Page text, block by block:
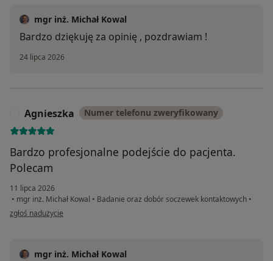
mgr inż. Michał Kowal
Bardzo dziękuję za opinię , pozdrawiam !
24 lipca 2026
Agnieszka Numer telefonu zweryfikowany
Bardzo profesjonalne podejście do pacjenta.
Polecam
11 lipca 2026
• mgr inż. Michał Kowal • Badanie oraz dobór soczewek kontaktowych •
w opinii użytkownika Agnieszka
zgłoś nadużycie
mgr inż. Michał Kowal